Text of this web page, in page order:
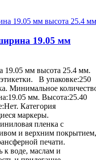
19.05 мм
19.05 мм высота 25.4 мм.
В упаковке:250
Минимальное
мм. Высота:25.40
Категория
маркеры.
пленка с
и верхним покрытием,
печати.
к воде, маслам и